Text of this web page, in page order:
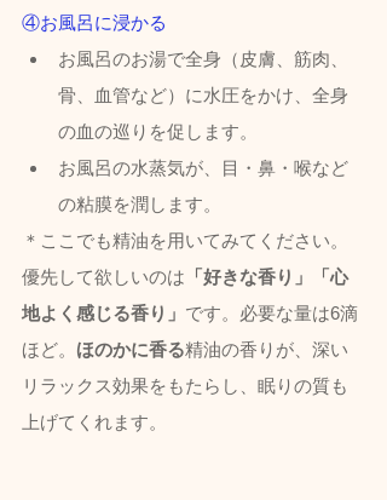
④お風呂に浸かる
お風呂のお湯で全身（皮膚、筋肉、
骨、血管など）に水圧をかけ、全身
の血の巡りを促します。
お風呂の水蒸気が、目・鼻・喉など
の粘膜を潤します。
＊ここでも精油を用いてみてください。
優先して欲しいのは 「好きな香り」「心
地よく感じる香り」 です。必要な量は6滴
ほど。 ほのかに香る精油の香りが、深い
リラックス効果をもたらし、眠りの質も
上げてくれます。